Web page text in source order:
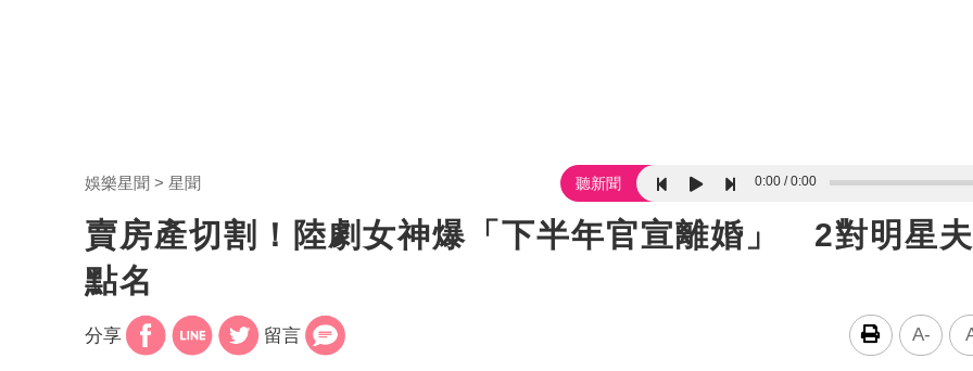
娛樂星聞 星聞 聽新聞 0:00 0:00
賣房產切割！陸劇女神爆「下半年官宣離婚」 2對明星
點名
分享 留言 A-